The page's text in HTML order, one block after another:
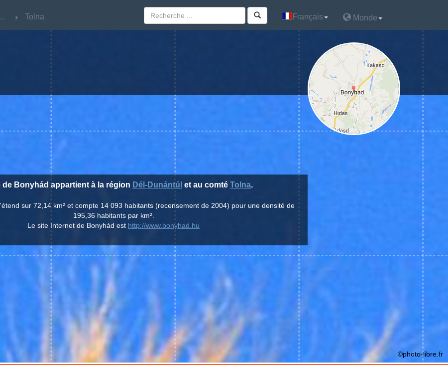
Tolna Français Monde
de Bonyhád appartient à la région Dél-Dunántúl et au comté Tolna.
sur 72,14 km² et compte 14 093 habitants (recensement de 2004) pour une densité de
195,36 habitants par km².
Le site Internet de Bonyhád est http://www.bonyhad.hu
©photo-libre.fr
Tolna Français Monde